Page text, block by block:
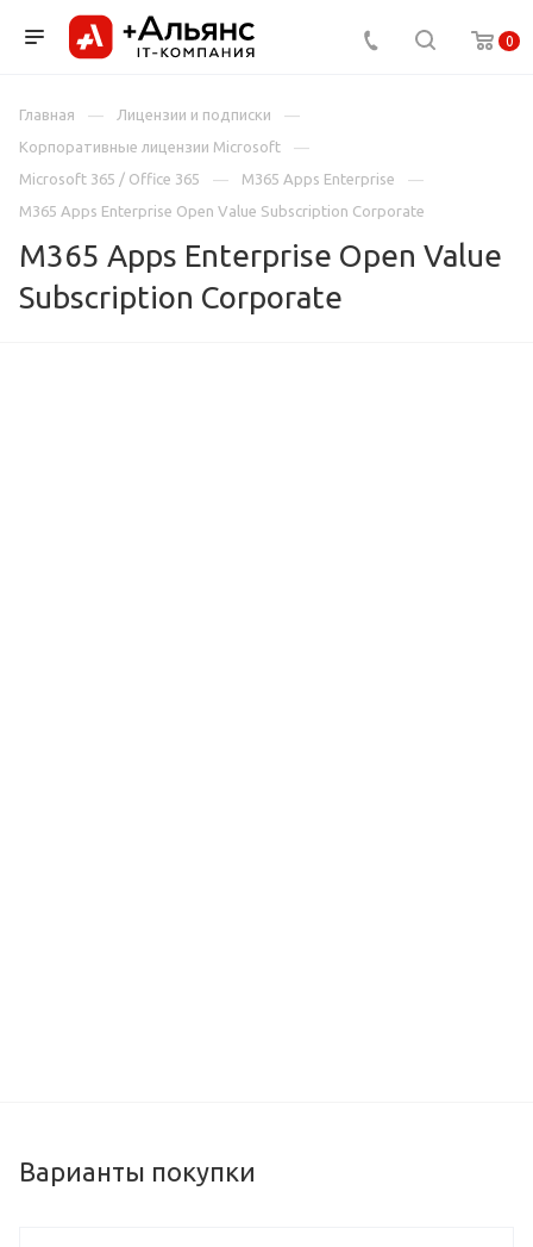
0
Главная
Лицензии и подписки
Корпоративные лицензии Microsoft
Microsoft 365 / Office 365
M365 Apps Enterprise
M365 Apps Enterprise Open Value Subscription Corporate
M365 Apps Enterprise Open Value
Subscription Corporate
Варианты покупки